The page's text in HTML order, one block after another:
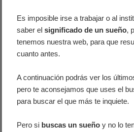
Es imposible irse a trabajar o al
saber elsignificado de un sueño,
tenemos nuestra web, para que
cuanto antes.
A continuación podrás ver los
pero te aconsejamos que uses el
para buscar el que más te inquiete.
Pero si buscas un sueño y no lo